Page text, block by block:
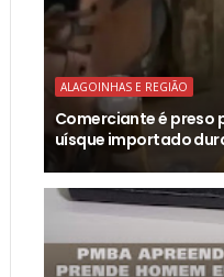
ALAGOINHAS E REGIÃO
Comerciante é preso
uísque importado